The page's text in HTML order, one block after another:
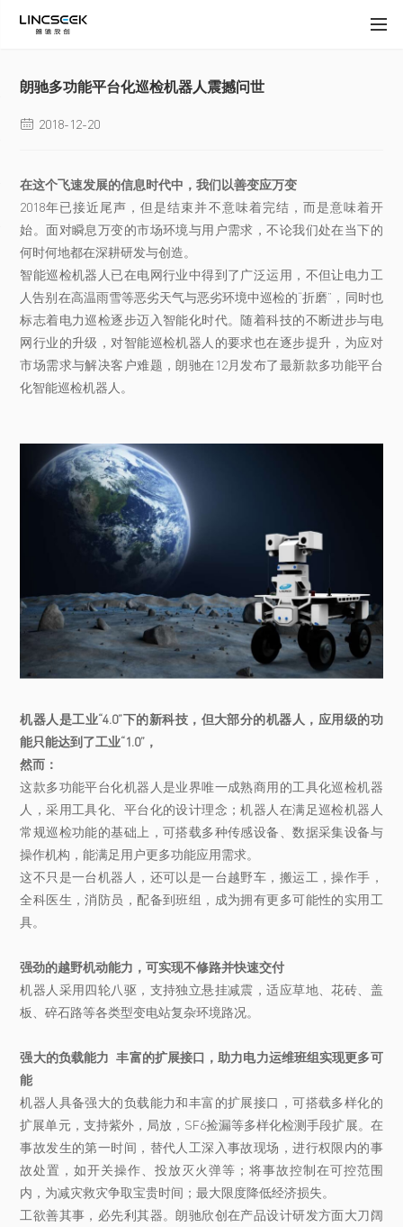
朗驰多功能平台化巡检机器人震撼问世
 2018-12-20
在这个飞速发展的信息时代中，我们以善变应万变
2018年已接近尾声，但是结束并不意味着完结，而是意味着开
始。面对瞬息万变的市场环境与用户需求，不论我们处在当下的
何时何地都在深耕研发与创造。
智能巡检机器人已在电网行业中得到了广泛运用，不但让电力工
人告别在高温雨雪等恶劣天气与恶劣环境中巡检的“折磨”，同时也
标志着电力巡检逐步迈入智能化时代。随着科技的不断进步与电
网行业的升级，对智能巡检机器人的要求也在逐步提升，为应对
市场需求与解决客户难题，朗驰在12月发布了最新款多功能平台
化智能巡检机器人。
机器人是工业“4.0”下的新科技，但大部分的机器人，应用级的功
能只能达到了工业“1.0”，
然而：
这款多功能平台化机器人是业界唯一成熟商用的工具化巡检机器
人，采用工具化、平台化的设计理念；机器人在满足巡检机器人
常规巡检功能的基础上，可搭载多种传感设备、数据采集设备与
操作机构，能满足用户更多功能应用需求。
这不只是一台机器人，还可以是一台越野车，搬运工，操作手，
全科医生，消防员，配备到班组，成为拥有更多可能性的实用工
具。
强劲的越野机动能力，可实现不修路并快速交付
机器人采用四轮八驱，支持独立悬挂减震，适应草地、花砖、盖
板、碎石路等各类型变电站复杂环境路况。
强大的负载能力 丰富的扩展接口，助力电力运维班组实现更多可
能
机器人具备强大的负载能力和丰富的扩展接口，可搭载多样化的
扩展单元，支持紫外，局放，SF6捡漏等多样化检测手段扩展。在
事故发生的第一时间，替代人工深入事故现场，进行权限内的事
故处置，如开关操作、投放灭火弹等；将事故控制在可控范围
内，为减灾救灾争取宝贵时间；最大限度降低经济损失。
工欲善其事，必先利其器。朗驰欣创在产品设计研发方面大刀阔